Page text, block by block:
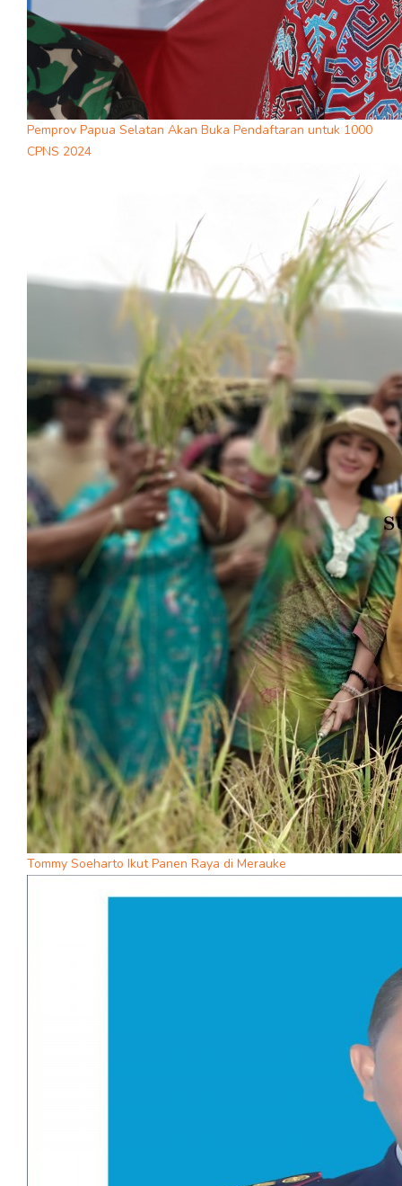
Pemprov Papua Selatan Akan Buka Pendaftaran untuk 1000
CPNS 2024
Tommy Soeharto Ikut Panen Raya di Merauke